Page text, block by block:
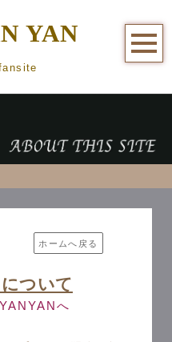
YAN
ホームへ戻る
ついて
へ